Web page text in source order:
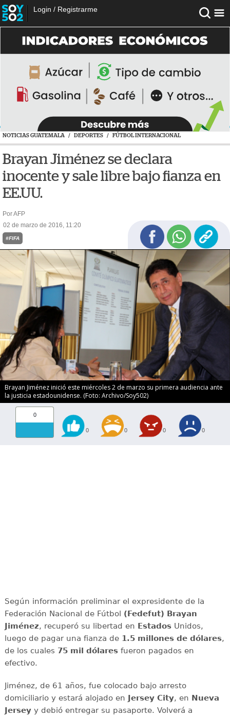
Login / Registrarme
NOTICIAS GUATEMALA / DEPORTES / FÚTBOL INTERNACIONAL
Brayan Jiménez se declara
inocente y sale libre bajo fianza en
EE.UU.
Por AFP
02 de marzo de 2016, 11:20
#FIFA
Brayan Jiménez inició este miércoles 2 de marzo su primera audiencia ante
la justicia estadounidense. (Foto: Archivo/Soy502)
0
0 0 0 0
Según información preliminar el expresidente de la
Federación Nacional de Fútbol (Fedefut) Brayan
Jiménez, recuperó su libertad en EstadosUnidos,
luego de pagar una fianza de 1.5 millones de dólares,
de los cuales 75 mil dólaresfueron pagados en
efectivo.
Jiménez, de 61 años, fue colocado bajo arresto
domiciliario y estará alojado en Jersey City, en Nueva
Jerseyy debió entregar su pasaporte. Volverá a